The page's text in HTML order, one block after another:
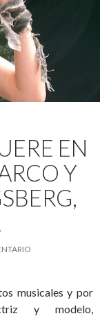
EN
Y
musicales y por
y modelo,